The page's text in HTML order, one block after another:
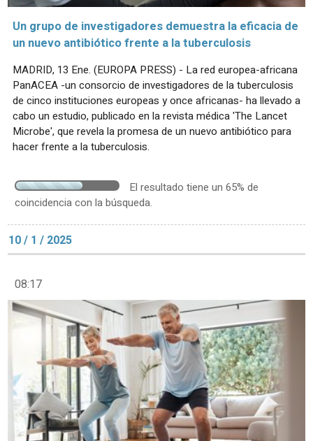
Un grupo de investigadores demuestra la eficacia de
un nuevo antibiótico frente a la tuberculosis
MADRID, 13 Ene. (EUROPA PRESS) - La red europea-africana
PanACEA -un consorcio de investigadores de la tuberculosis
de cinco instituciones europeas y once africanas- ha llevado a
cabo un estudio, publicado en la revista médica 'The Lancet
Microbe', que revela la promesa de un nuevo antibiótico para
hacer frente a la tuberculosis.
El resultado tiene un 65% de
coincidencia con la búsqueda.
10 / 1 / 2025
08:17